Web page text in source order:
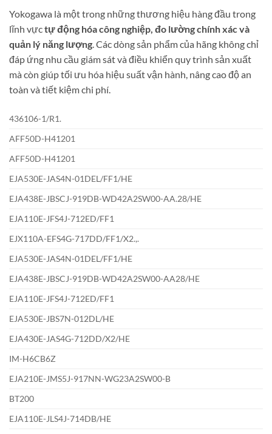
Yokogawa là một trong những thương hiệu hàng đầu trong
lĩnh vựctự động hóa công nghiệp, đo lường chính xác và
quản lý năng lượng . Các dòng sản phẩm của hãng không chỉ
đáp ứng nhu cầu giám sát và điều khiển quy trình sản xuất
mà còn giúp tối ưu hóa hiệu suất vận hành, nâng cao độ an
toàn và tiết kiệm chi phí.
436106-1/R1.
AFF50D-H41201
AFF50D-H41201
EJA530E-JAS4N-01DEL/FF1/HE
EJA438E-JBSCJ-919DB-WD42A2SW00-AA.28/HE
EJA110E-JFS4J-712ED/FF1
EJX110A-EFS4G-717DD/FF1/X2.,.
EJA530E-JAS4N-01DEL/FF1/HE
EJA438E-JBSCJ-919DB-WD42A2SW00-AA28/HE
EJA110E-JFS4J-712ED/FF1
EJA530E-JBS7N-012DL/HE
EJA430E-JAS4G-712DD/X2/HE
IM-H6CB6Z
EJA210E-JMS5J-917NN-WG23A2SW00-B
BT200
EJA110E-JLS4J-714DB/HE